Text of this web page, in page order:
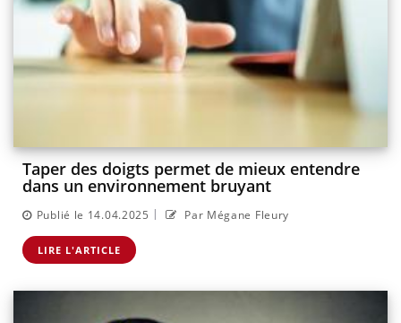
Taper des doigts permet de mieux entendre
dans un environnement bruyant
Publié le 14.04.2025 | Par Mégane Fleury
LIRE L'ARTICLE